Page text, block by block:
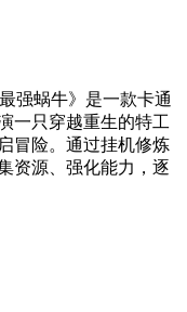
最强蜗牛》是一款卡通
一只穿越重生的特工
冒险。通过挂机修炼
资源、强化能力，逐